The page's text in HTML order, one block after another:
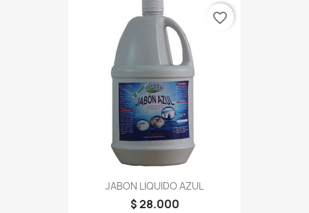
JABON LIQUIDO AZUL
$ 28.000
favorite_border